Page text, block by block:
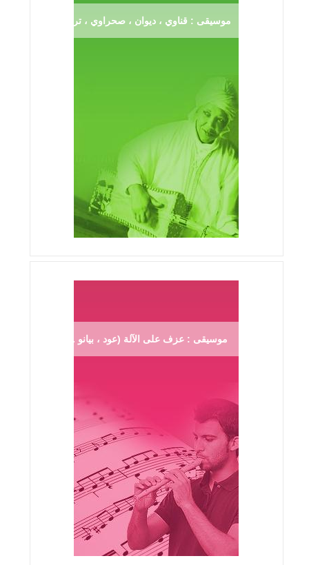
موسيقى : قناوي ، ديوان ، صحراوي ، ترڨية
موسيقى : عزف على الآلة (عود ، بيانو ...)